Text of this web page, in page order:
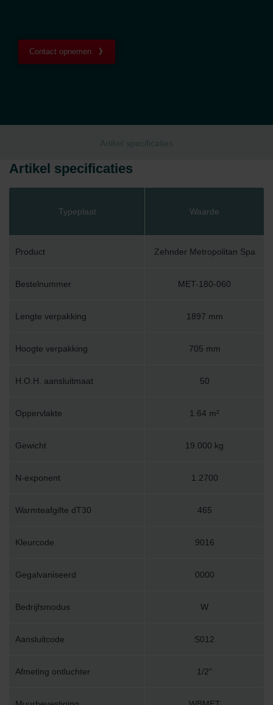
Contact opnemen
Artikel specificaties
Artikel specificaties
Typeplaat Waarde
Product Zehnder Metropolitan Spa
Bestelnummer MET-180-060
Lengte verpakking 1897 mm
Hoogte verpakking 705 mm
H.O.H. aansluitmaat 50
Oppervlakte 1.64 m²
Gewicht 19.000 kg
N-exponent 1.2700
Warmteafgifte dT30 465
Kleurcode 9016
Gegalvaniseerd 0000
Bedrijfsmodus W
Aansluitcode S012
Afmeting ontluchter 1/2"